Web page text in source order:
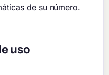
de su número.
uso